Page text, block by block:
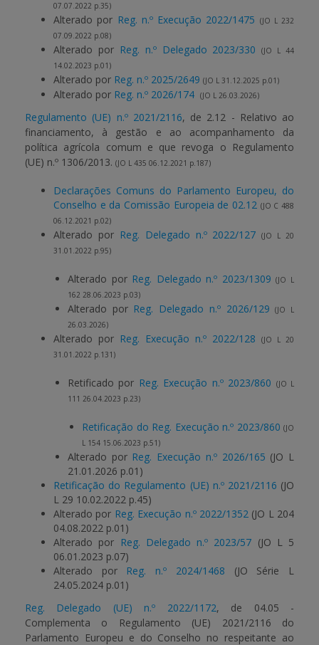
07.07.2022 p.35)
Alterado por Reg. n.º Execução 2022/1475 (JO L 232
07.09.2022 p.08)
Alterado por Reg. n.º Delegado 2023/330
(JO L 44
14.02.2023 p.01)
Alterado por Reg. n.º 2025/2649 (JO L 31.12.2025 p.01)
Alterado por Reg. n.º 2026/174 (JO L 26.03.2026)
Regulamento (UE) n.º 2021/2116, de 2.12 - Relativo ao
financiamento, à gestão e ao acompanhamento da
política agrícola comum e que revoga o Regulamento
(UE) n.º 1306/2013. (JO L 435 06.12.2021 p.187)
Declarações Comuns do Parlamento Europeu, do
Conselho e da Comissão Europeia de 02.12 (JO C 488
06.12.2021 p.02)
Alterado por Reg. Delegado n.º 2022/127 (JO L 20
31.01.2022 p.95)
Alterado por Reg. Delegado n.º 2023/1309 (JO L
162 28.06.2023 p.03)
Alterado por Reg. Delegado n.º 2026/129 (JO L
26.03.2026)
Alterado por Reg. Execução n.º 2022/128
(JO L 20
31.01.2022 p.131)
Retificado por Reg. Execução n.º 2023/860 (JO L
111 26.04.2023 p.23)
Retificação do Reg. Execução n.º 2023/860 (JO
L 154 15.06.2023 p.51)
Alterado por Reg. Execução n.º 2026/165 (JO L
21.01.2026 p.01)
Retificação do Regulamento (UE) n.º 2021/2116 (JO
L 29 10.02.2022 p.45)
Alterado por Reg. Execução n.º 2022/1352(JO L 204
04.08.2022 p.01)
Alterado por Reg. Delegado n.º 2023/57 (JO L 5
06.01.2023 p.07)
Alterado por Reg. n.º 2024/1468 (JO Série L
24.05.2024 p.01)
Reg. Delegado (UE) n.º 2022/1172, de 04.05 -
Complementa o Regulamento (UE) 2021/2116 do
Parlamento Europeu e do Conselho no respeitante ao